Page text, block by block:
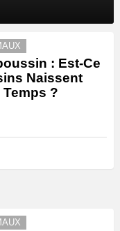
: Est-Ce
Naissent
Temps ?